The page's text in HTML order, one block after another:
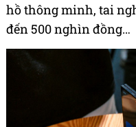
hồ thông minh, tai
đến 500 nghìn đồng…